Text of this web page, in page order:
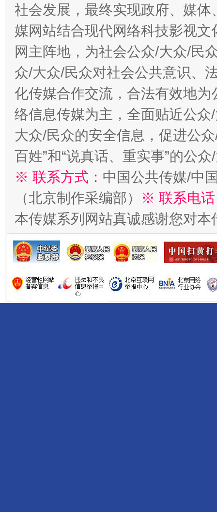
揭开“小金库”的免责幌子
社会发展，最终实现政府、媒
媒网站结合现代网络科技影视
网主阵地，为社会公众/大众/民
众/大众/民众对社会公共意识、
化传媒合作交流，合法有效地
络信息传媒为主，全面贴近公
大众/民众的安全信息，促进公
百姓”和“说真话、重实事”的公
※ 联系方式： 中国公共传媒/中
（北京制作采编部）
※ 联系电
本传媒系列网站真诚感谢您对